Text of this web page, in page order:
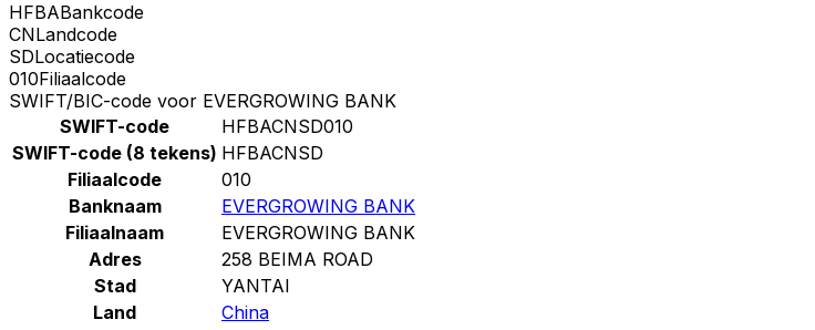
HFBABankcode
CNLandcode
SDLocatiecode
010Filiaalcode
SWIFT/BIC-code voor EVERGROWING BANK
SWIFT-code
HFBACNSD010
SWIFT-code (8 tekens) HFBACNSD
Filiaalcode
010
Banknaam
EVERGROWING BANK
Filiaalnaam
EVERGROWING BANK
Adres
258 BEIMA ROAD
Stad
YANTAI
Land
China